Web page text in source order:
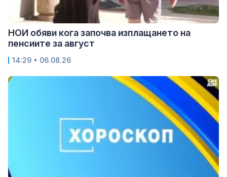
НОИ обяви кога започва изплащането на
пенсиите за август
14:29 • 06.08.26